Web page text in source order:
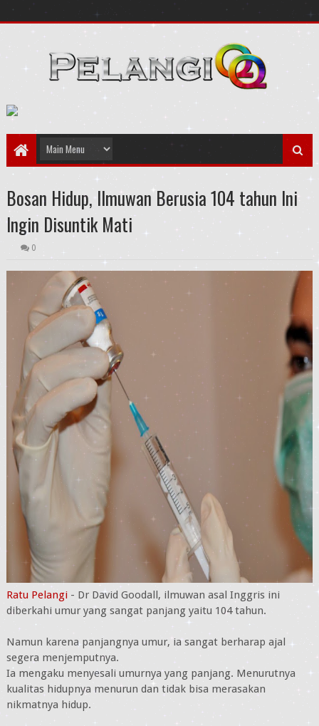
Bosan Hidup, Ilmuwan Berusia 104 tahun Ini
Ingin Disuntik Mati
0
Ratu Pelangi- Dr David Goodall, ilmuwan asal Inggris ini
diberkahi umur yang sangat panjang yaitu 104 tahun.
Namun karena panjangnya umur, ia sangat berharap ajal
segera menjemputnya.
Ia mengaku menyesali umurnya yang panjang. Menurutnya
kualitas hidupnya menurun dan tidak bisa merasakan
nikmatnya hidup.